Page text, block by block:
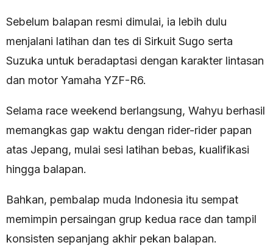
Sebelum balapan resmi dimulai, ia lebih dulu
menjalani latihan dan tes di Sirkuit Sugo serta
Suzuka untuk beradaptasi dengan karakter lintasan
dan motor Yamaha YZF-R6.
Selama race weekend berlangsung, Wahyu berhasil
memangkas gap waktu dengan rider-rider papan
atas Jepang, mulai sesi latihan bebas, kualifikasi
hingga balapan.
Bahkan, pembalap muda Indonesia itu sempat
memimpin persaingan grup kedua race dan tampil
konsisten sepanjang akhir pekan balapan.